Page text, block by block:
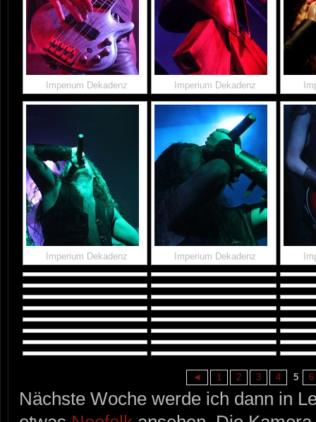
Imperium Dekadenz Imperium Dekadenz
Imperium Dekadenz Imperium Dekadenz
◄ 1 2 3 4 5 6
Nächste Woche werde ich dann in